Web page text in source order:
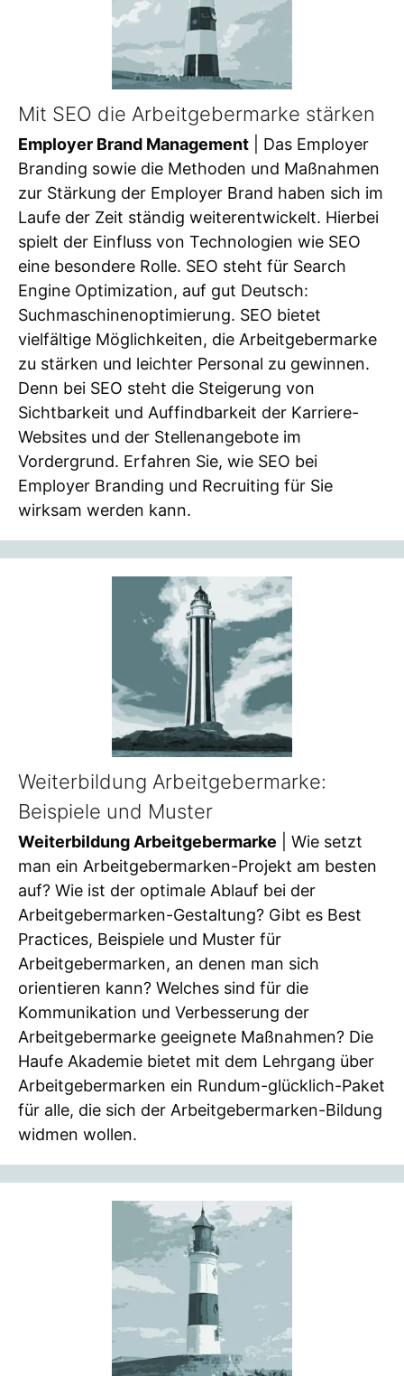
Mit SEO die Arbeitgebermarke stärken
Employer Brand Management | Das Employer
Branding sowie die Methoden und Maßnahmen
zur Stärkung der Employer Brand haben sich im
Laufe der Zeit ständig weiterentwickelt. Hierbei
spielt der Einfluss von Technologien wie SEO
eine besondere Rolle. SEO steht für Search
Engine Optimization, auf gut Deutsch:
Suchmaschinenoptimierung. SEO bietet
vielfältige Möglichkeiten, die Arbeitgebermarke
zu stärken und leichter Personal zu gewinnen.
Denn bei SEO steht die Steigerung von
Sichtbarkeit und Auffindbarkeit der Karriere-
Websites und der Stellenangebote im
Vordergrund. Erfahren Sie, wie SEO bei
Employer Branding und Recruiting für Sie
wirksam werden kann.
Weiterbildung Arbeitgebermarke:
Beispiele und Muster
Weiterbildung Arbeitgebermarke | Wie setzt
man ein Arbeitgebermarken-Projekt am besten
auf? Wie ist der optimale Ablauf bei der
Arbeitgebermarken-Gestaltung? Gibt es Best
Practices, Beispiele und Muster für
Arbeitgebermarken, an denen man sich
orientieren kann? Welches sind für die
Kommunikation und Verbesserung der
Arbeitgebermarke geeignete Maßnahmen? Die
Haufe Akademie bietet mit dem Lehrgang über
Arbeitgebermarken ein Rundum-glücklich-Paket
für alle, die sich der Arbeitgebermarken-Bildung
widmen wollen.